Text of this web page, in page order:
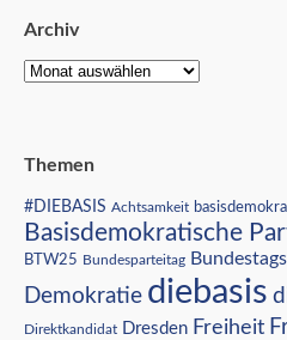
Archiv
Themen
#DIEBASIS Achtsamkeit
Basisdemokratische
BTW25 Bundesparteitag
Demokratie diebasis
Direktkandidat Dresden Freiheit